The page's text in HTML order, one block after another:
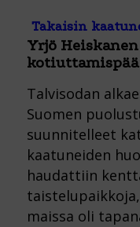
Takaisin
Yrjö
Talvisodan
Suomen
suunnitelleet
kaatuneiden
haudattiin
maissa oli